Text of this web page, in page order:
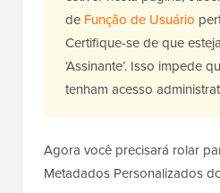
de Função de Usuário
Certifique-se de que
‘Assinante’. Isso impede
tenham acesso
Agora você precisará rolar
Metadados Personalizados